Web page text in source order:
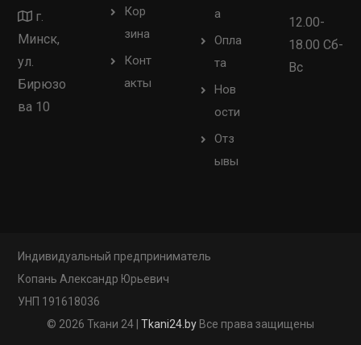
г.
Минск,
ул.
Бирюзо
ва 10
Кор
зина
Конт
акты
а
Опла
та
Нов
ости
Отз
ывы
12.00-
18.00 Сб-
Вс
Индивидуальный предприниматель
Копань Александр Юрьевич
УНП 191618036
© 2026 Ткани 24 | Tkani24.by Все права защищены